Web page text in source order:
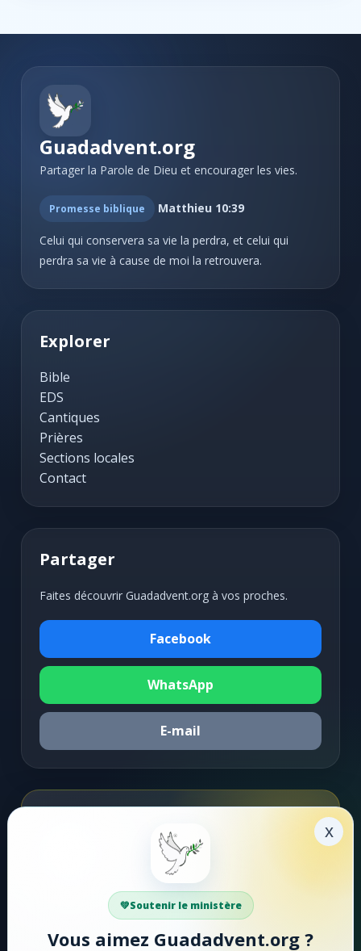
Guadadvent.org
Partager la Parole de Dieu et encourager les vies.
Promesse biblique Matthieu 10:39
Celui qui conservera sa vie la perdra, et celui qui
perdra sa vie à cause de moi la retrouvera.
Explorer
Bible
EDS
Cantiques
Prières
Sections locales
Contact
Partager
Faites découvrir Guadadvent.org à vos proches.
Facebook
WhatsApp
E-mail
Votre soutien aide Guadadvent.org à continuer sa
mission de foi, d'encouragement et d'édification.
x
Soutenir le ministère
Vous aimez Guadadvent.org ?